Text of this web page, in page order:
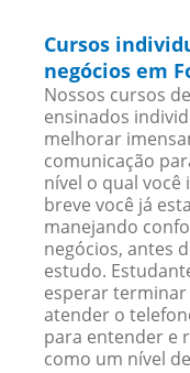
Cursos
negócios em
Nossos cursos
ensinados
melhorar
comunicação
nível o qual
breve você já
manejando
negócios, antes
estudo.
esperar terminar
atender o
para entender e
como um nível